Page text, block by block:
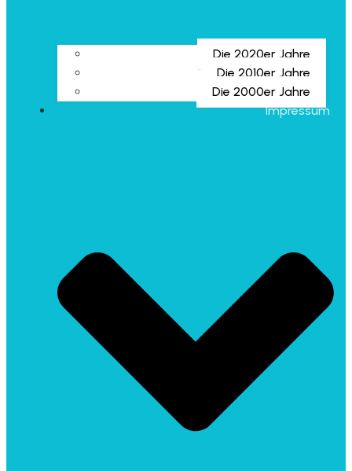
Die 2020er Jahre
Die 2010er Jahre
Die 2000er Jahre
Impressum